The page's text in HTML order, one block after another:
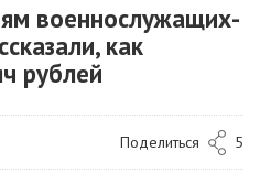
военнослужащих-
как
рублей
Поделиться 5